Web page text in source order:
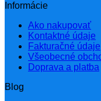
Informácie
Ako nakupovať
Kontaktné údaje
Fakturačné údaje
Všeobecné
Doprava a platba
Blog